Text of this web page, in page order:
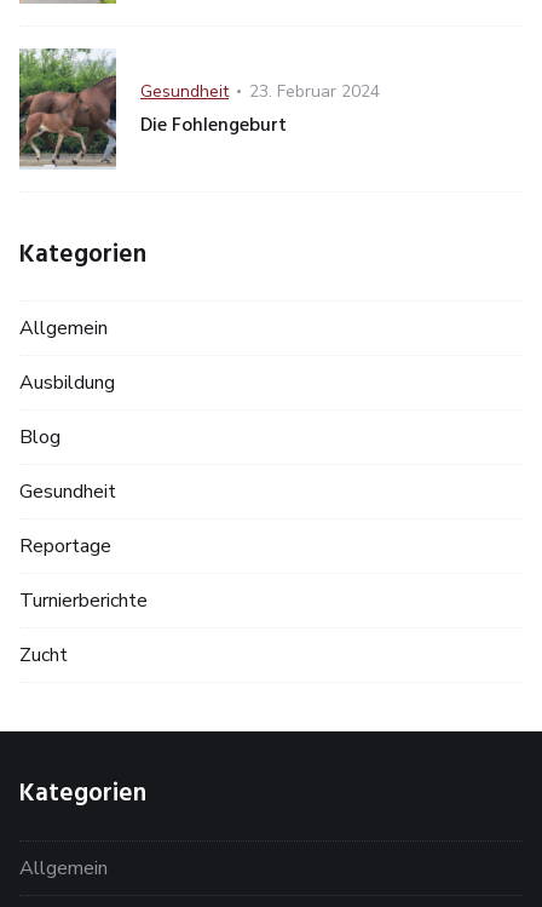
Category
Gesundheit
Posted
on
23. Februar 2024
Die Fohlengeburt
Kategorien
Allgemein
Ausbildung
Blog
Gesundheit
Reportage
Turnierberichte
Zucht
Kategorien
Allgemein